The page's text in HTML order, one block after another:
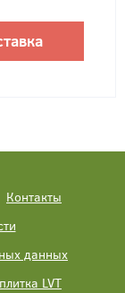
Контакты
данных
LVT